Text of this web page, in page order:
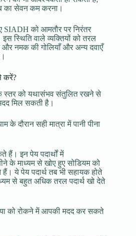
का सेवन कम करना।
SIADH को आमतौर पर निरंतर
स्थिति वाले व्यक्तियों को तरल
और नमक की गोलियाँ और अन्य दवाएँ
करें?
स्तर को यथासंभव संतुलित रखने से
मिल सकती है।
के दौरान सही मात्रा में पानी पीना
हैं। इन पेय पदार्थों में
के माध्यम से खोए हुए सोडियम को
ये पेय पदार्थ तब भी सहायक होते
से बहुत अधिक तरल पदार्थ खो देते
को रोकने में आपकी मदद कर सकते